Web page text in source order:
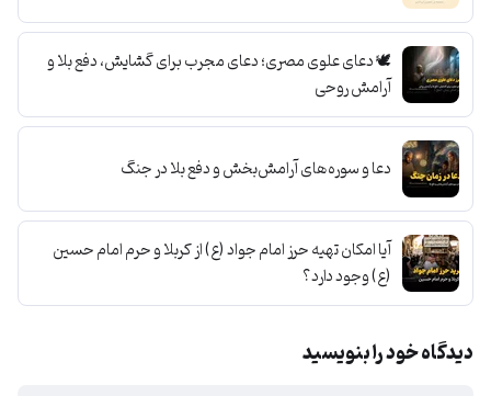
🕊️ دعای علوی مصری؛ دعای مجرب برای گشایش، دفع بلا و
آرامش روحی
دعا و سوره‌های آرامش‌بخش و دفع بلا در جنگ
آیا امکان تهیه حرز امام جواد (ع) از کربلا و حرم امام حسین
(ع) وجود دارد؟
دیدگاه خود را بنویسید